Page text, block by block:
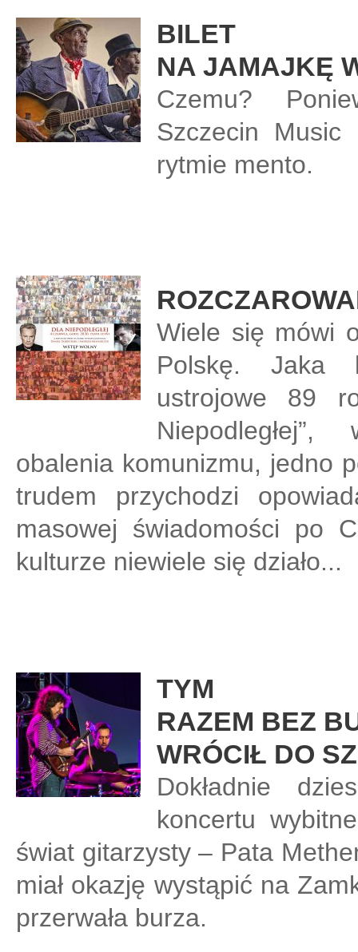
BILET
NA JAMAJKĘ
Czemu?
Szczecin
rytmie mento.
Wiele się mówi
Polskę. Jaka
ustrojowe 89
obalenia komunizmu, jedno
trudem przychodzi
masowej świadomości po
kulturze niewiele się działo...
TYM
RAZEM BEZ
WRÓCIŁ DO
Dokładnie
koncertu
świat gitarzysty – Pata
miał okazję wystąpić na
przerwała burza.